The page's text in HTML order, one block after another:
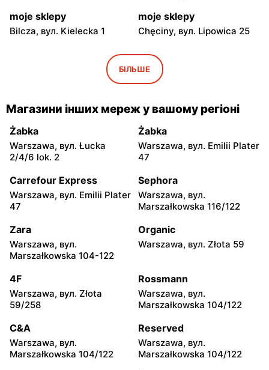
moje sklepy
Bilcza, вул. Kielecka 1
moje sklepy
Chęciny, вул. Lipowica 25
Iwaniska, вул. Ujazdowska
moje sklepy
Bogoria, вул. Rynek 30
moje sklepy
Gorzyce, вул. Szkolna 44
moje sklepy
Grębów, вул. Wydrza 180
moje sklepy
Jadachy, вул. Jadachy 111
moje sklepy
Jeżowe, вул. Zalesie 77
moje sklepy
Kazimierza Wielka, вул.
Kolejowa 15
moje sklepy
Kamień, вул. Błonie 23
moje sklepy
Górki, вул. Górki 71
moje sklepy
Gumniska, вул. Gumniska
moje sklepy
Iwierzyce, вул. Iwierzyce
152A
moje sklepy
Tczew, вул. Franciszka
Żwirki 61
moje sklepy
Hyżne, вул. Hyżne 100
moje sklepy
Jarosław, вул. Pełkińska
147
БІЛЬШЕ
Магазини інших мереж у вашому регіоні
Żabka
Warszawa, вул. Łucka
2/4/6 lok. 2
Żabka
Warszawa, вул. Emilii Plater
47
Carrefour Express
Warszawa, вул. Emilii Plater
47
Sephora
Warszawa, вул.
Marszałkowska 116/122
Zara
Warszawa, вул.
Marszałkowska 104-122
Organic
Warszawa, вул. Złota 59
4F
Warszawa, вул. Złota
59/258
Rossmann
Warszawa, вул.
Marszałkowska 104/122
C&A
Warszawa, вул.
Marszałkowska 104/122
Reserved
Warszawa, вул.
Marszałkowska 104/122